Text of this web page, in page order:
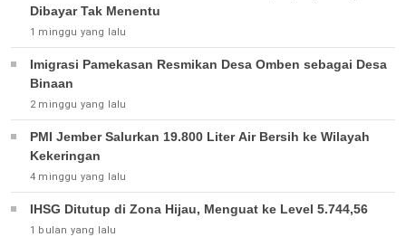
Dibayar Tak Menentu
1 minggu yang lalu
Imigrasi Pamekasan Resmikan Desa Omben sebagai Desa
Binaan
2 minggu yang lalu
PMI Jember Salurkan 19.800 Liter Air Bersih ke Wilayah
Kekeringan
4 minggu yang lalu
IHSG Ditutup di Zona Hijau, Menguat ke Level 5.744,56
1 bulan yang lalu